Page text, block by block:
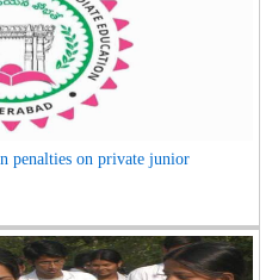
penalties on private junior